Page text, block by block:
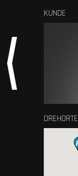
KUNDE
DREHORTE